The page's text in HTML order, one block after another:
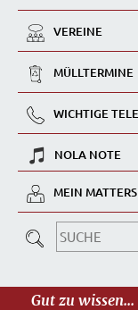
VEREINE
MÜLLTERMINE
WICHTIGE
NOLA NOTE
MEIN
Gut zu wissen...